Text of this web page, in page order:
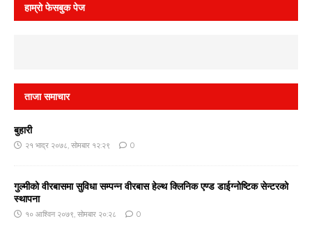
हाम्रो फेसबुक पेज
ताजा समाचार
बुहारी
२१ भाद्र २०७८, सोमबार १२:२९ 0
गुल्मीको वीरबासमा सुविधा सम्पन्न वीरबास हेल्थ क्लिनिक एण्ड डाईग्नोष्टिक सेन्टरको
स्थापना
१० आश्विन २०७९, सोमबार २०:२८ 0